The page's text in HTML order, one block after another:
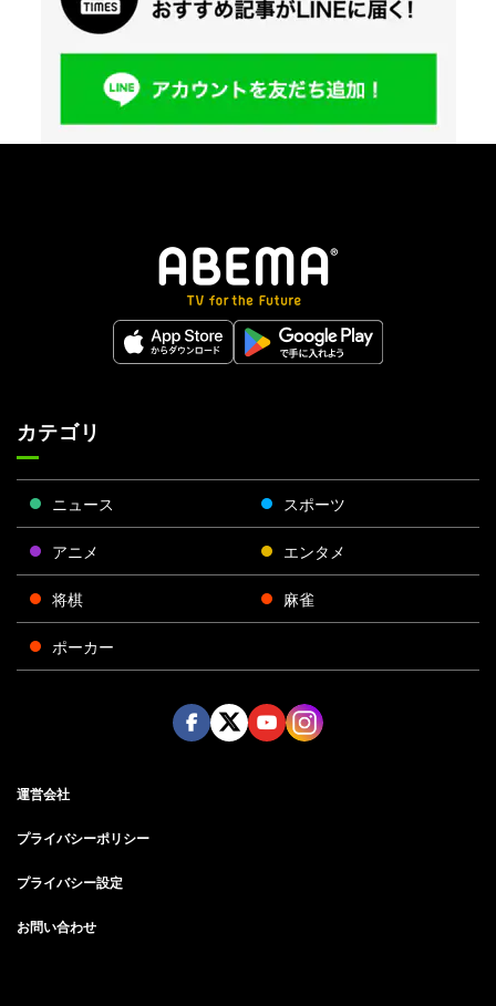
カテゴリ
ニュース スポーツ
アニメ エンタメ
将棋 麻雀
ポーカー
運営会社
プライバシーポリシー
プライバシー設定
お問い合わせ